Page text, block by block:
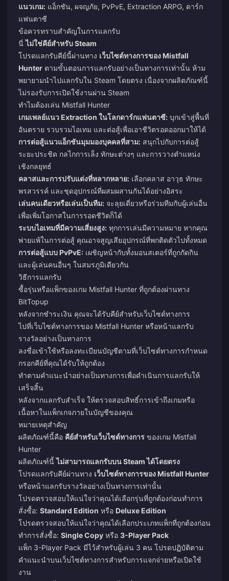
แนวเกม: แอ็กชัน, ผจญภัย, PvPvE, Extraction ARPG, ดาร์ก
แฟนตาซี
ข้อควรทราบสำคัญในการแลกรับ
นี่ไม่ใช่คีย์สำหรับ Steam
โปรดแลกรับคีย์นี้ผ่านทาง เว็บไซต์ทางการของ Mistfall
Hunter ตามขั้นตอนการแลกรับอย่างเป็นทางการเท่านั้น ห้าม
พยายามนำไปแลกรับใน Steam โดยตรง เนื่องจากผลิตภัณฑ์นี้
ไม่รองรับการเปิดใช้งานผ่าน Steam
ทำไมต้องเล่น Mistfall Hunter
เกมเพลย์แนว Extraction ในโลกดาร์กแฟนตาซี: บุกเข้าสู่พื้นที่
อันตราย รวบรวมไอเทม และต่อสู้เพื่อเอาชีวิตรอดออกมาให้ได้
การต่อสู้แนวแอ็กชันมุมมองบุคคลที่สาม: สนุกไปกับการต่อสู้
ระยะประชิด กลไกการเล็ง ทักษะต่างๆ และการวางตำแหน่ง
เชิงกลยุทธ์
คลาสและการปรับแต่งที่หลากหลาย: เลือกคลาส อาวุธ ทักษะ
พรสวรรค์ และชุดอุปกรณ์ที่ผสมผสานกันได้อย่างอิสระ
เล่นคนเดียวหรือเล่นเป็นทีม: จะลุยเดี่ยวหรือร่วมทีมกับผู้เล่นอื่น
เพื่อเพิ่มโอกาสในการรอดชีวิตก็ได้
ระบบไอเทมที่มีความเสี่ยงสูง: ทุกการเล่นมีความหมาย หากคุณ
พ่ายแพ้ในการต่อสู้ คุณอาจสูญเสียอุปกรณ์ที่พกติดตัวไปทั้งหมด
การต่อสู้แบบ PvPvE: เผชิญหน้ากับทั้งมอนสเตอร์ที่ถูกกัดกิน
และผู้เล่นคนอื่นๆ ในสมรภูมิเดียวกัน
วิธีการแลกรับ
ซื้อรุ่นหรือแพ็กของเกม Mistfall Hunter ที่ถูกต้องผ่านทาง
BitTopup
หลังจากชำระเงิน คุณจะได้รับคีย์สำหรับเว็บไซต์ทางการ
ไปที่เว็บไซต์ทางการของ Mistfall Hunter หรือหน้าแลกรับ
รางวัลอย่างเป็นทางการ
ลงชื่อเข้าใช้หรือลงทะเบียนบัญชีตามที่เว็บไซต์ทางการกำหนด
กรอกคีย์ที่คุณได้รับให้ถูกต้อง
ทำตามคำแนะนำอย่างเป็นทางการเพื่อดำเนินการแลกรับให้
เสร็จสิ้น
หลังจากแลกรับสำเร็จ ให้ตรวจสอบสิทธิ์การเข้าถึงเกมหรือ
เนื้อหาในแพ็กเกจภายในบัญชีของคุณ
หมายเหตุสำคัญ
ผลิตภัณฑ์นี้คือ คีย์สำหรับเว็บไซต์ทางการ ของเกม Mistfall
Hunter
ผลิตภัณฑ์นี้ไม่สามารถแลกรับบน Steam ได้โดยตรง
โปรดแลกรับคีย์ผ่านทาง เว็บไซต์ทางการของ Mistfall Hunter
หรือหน้าแลกรับรางวัลอย่างเป็นทางการเท่านั้น
โปรดตรวจสอบให้แน่ใจว่าคุณได้เลือกรุ่นที่ถูกต้องก่อนทำการ
สั่งซื้อ: Standard Edition หรือ Deluxe Edition
โปรดตรวจสอบให้แน่ใจว่าคุณได้เลือกประเภทแพ็กที่ถูกต้องก่อน
ทำการสั่งซื้อ: Single Copy หรือ 3-Player Pack
แพ็ก 3-Player Pack มีไว้สำหรับผู้เล่น 3 คน โปรดปฏิบัติตาม
คำแนะนำบนเว็บไซต์ทางการสำหรับการแจกจ่ายหรือเปิดใช้
งาน